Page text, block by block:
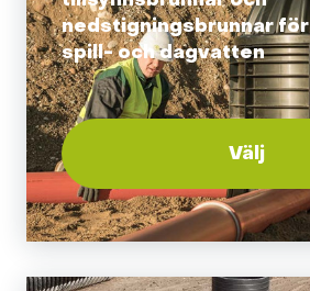
nedstigningsbrunnar för
spill- och dagvatten
Välj